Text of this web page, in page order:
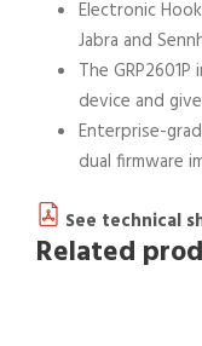
Electronic
Jabra and
The
device and
Enterprise-
dual firmware
See technical
Related